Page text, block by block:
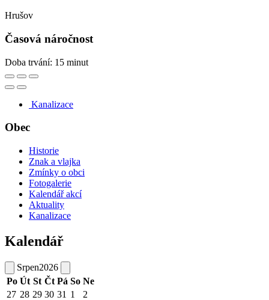
Hrušov
Časová náročnost
Doba trvání: 15 minut
Kanalizace
Obec
Historie
Znak a vlajka
Zmínky o obci
Fotogalerie
Kalendář akcí
Aktuality
Kanalizace
Kalendář
Srpen2026
Po Út St Čt Pá So Ne
27 28 29 30 31 1
2